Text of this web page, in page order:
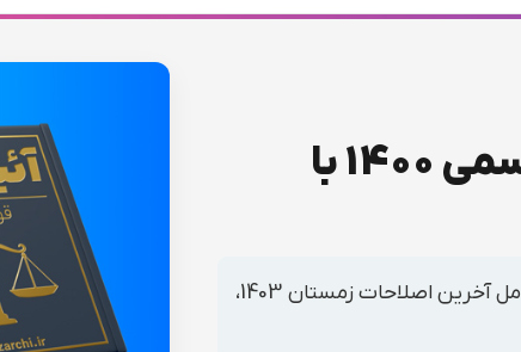
آیین نامه قانون دفاتر اسناد رسمی 1400 با
آیین‌نامه جدید قانون دفاتر اسناد رسمی، مصوب ۱۴۰۰ و شامل آخرین اصلاحات زمستان 1403،